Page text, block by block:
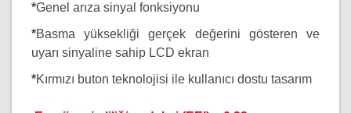
*Genel arıza sinyal fonksiyonu
*Basma yüksekliği gerçek değerini gösteren ve
uyarı sinyaline sahip LCD ekran
*Kırmızı buton teknolojisi ile kullanıcı dostu tasarım